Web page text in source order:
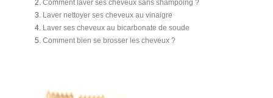
Comment laver ses cheveux sans shampoing ?
Laver nettoyer ses cheveux au vinaigre
Laver ses cheveux au bicarbonate de soude
Comment bien se brosser les cheveux ?